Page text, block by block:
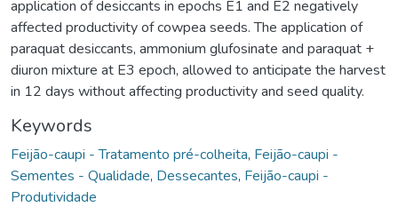
application of desiccants in epochs E1 and E2 negatively
affected productivity of cowpea seeds. The application of
paraquat desiccants, ammonium glufosinate and paraquat +
diuron mixture at E3 epoch, allowed to anticipate the harvest
in 12 days without affecting productivity and seed quality.
Keywords
Feijão-caupi - Tratamento pré-colheita, Feijão-caupi -
Sementes - Qualidade, Dessecantes, Feijão-caupi -
Produtividade